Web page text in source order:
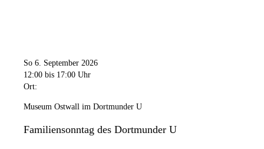
So 6. September 2026
12:00 bis 17:00 Uhr
Ort:
Museum Ostwall im Dortmunder U
Familiensonntag des Dortmunder U